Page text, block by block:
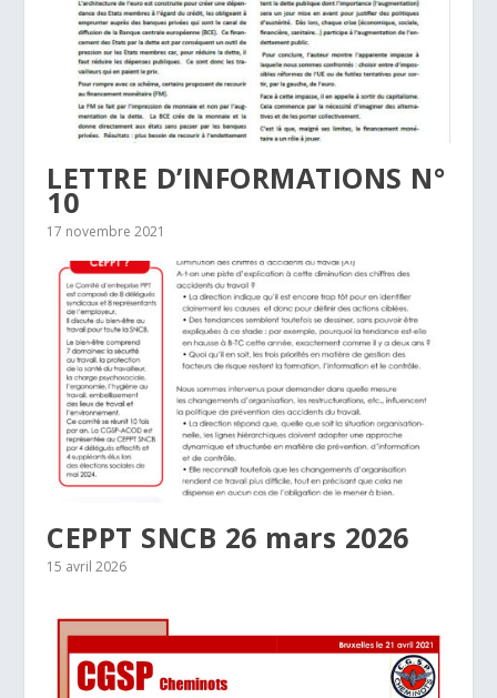
LETTRE D’INFORMATIONS N°
10
17 novembre 2021
CEPPT SNCB 26 mars 2026
15 avril 2026